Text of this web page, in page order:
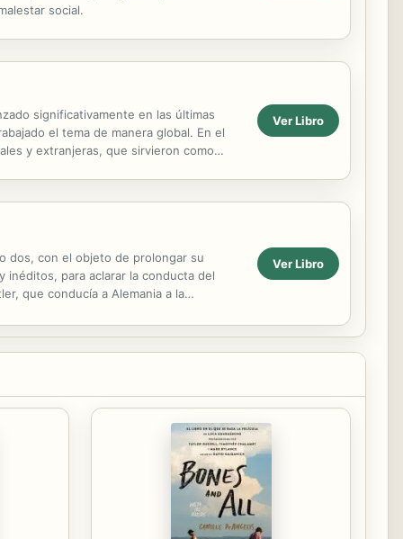
social.
significativamente en las últimas
el tema de manera global. En el
y extranjeras, que sirvieron como
Ver Libro
dos, con el objeto de prolongar su
para aclarar la conducta del
que conducía a Alemania a la
Ver Libro